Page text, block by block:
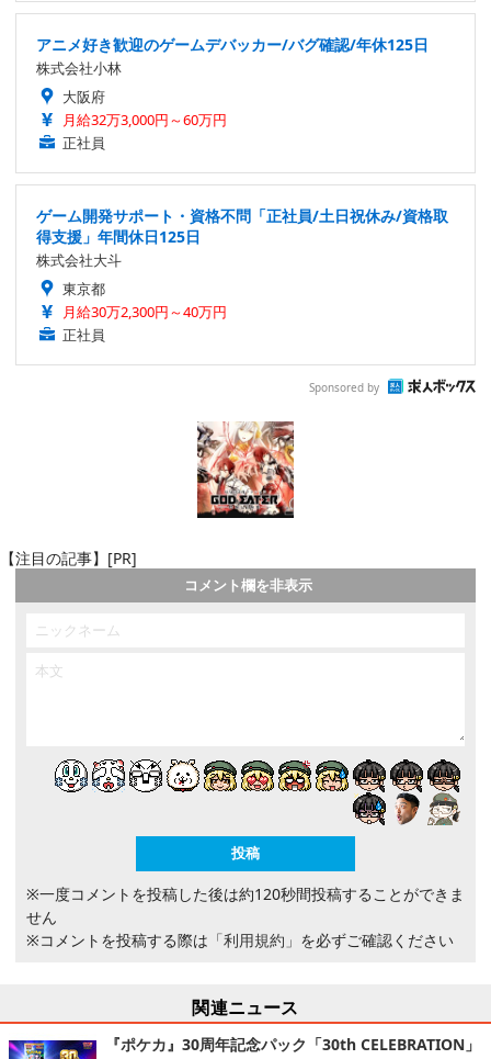
アニメ好き歓迎のゲームデバッカー/バグ確認/年休125日
株式会社小林
大阪府
月給32万3,000円～60万円
正社員
ゲーム開発サポート・資格不問「正社員/土日祝休み/資格取
得支援」年間休日125日
株式会社大斗
東京都
月給30万2,300円～40万円
正社員
Sponsored by
【注目の記事】[PR]
コメント欄を非表示
※一度コメントを投稿した後は約120秒間投稿することができま
せん
※コメントを投稿する際は 「利用規約」 を必ずご確認ください
関連ニュース
『ポケカ』30周年記念パック「30th CELEBRATION」